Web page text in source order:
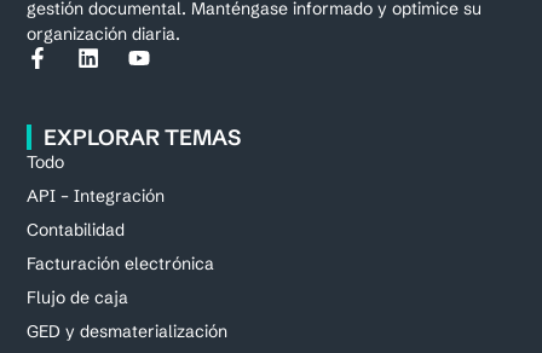
gestión documental. Manténgase informado y optimice su
organización diaria.
EXPLORAR TEMAS
Todo
API – Integración
Contabilidad
Facturación electrónica
Flujo de caja
GED y desmaterialización